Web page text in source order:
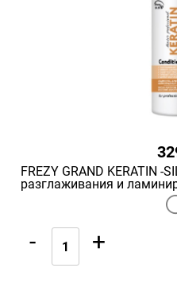
FREZY GRAND KERATIN
разглаживания и
- +